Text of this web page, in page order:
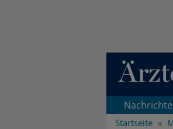
Direkt zum
Startseite